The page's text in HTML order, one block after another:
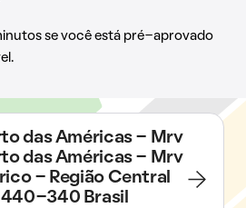
se você está pré-aprovado
das Américas - Mrv
das Américas - Mrv
- Região Central
340 Brasil